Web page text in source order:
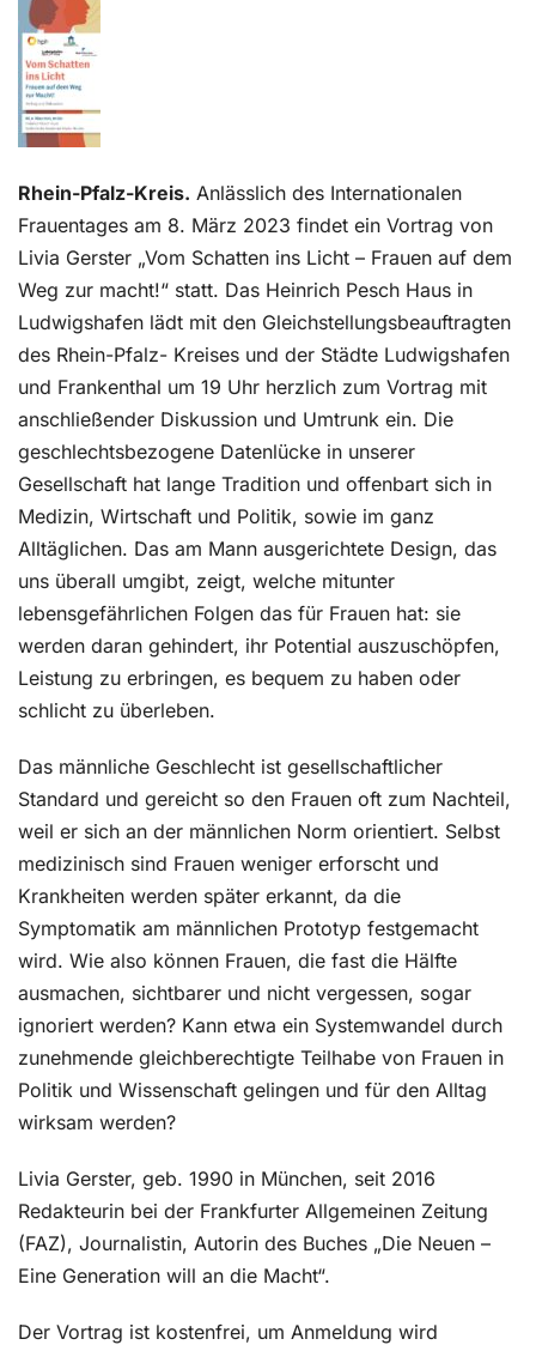
Rhein-Pfalz-Kreis. Anlässlich des Internationalen
Frauentages am 8. März 2023 findet ein Vortrag von
Livia Gerster „Vom Schatten ins Licht – Frauen auf dem
Weg zur macht!“ statt. Das Heinrich Pesch Haus in
Ludwigshafen lädt mit den Gleichstellungsbeauftragten
des Rhein-Pfalz- Kreises und der Städte Ludwigshafen
und Frankenthal um 19 Uhr herzlich zum Vortrag mit
anschließender Diskussion und Umtrunk ein. Die
geschlechtsbezogene Datenlücke in unserer
Gesellschaft hat lange Tradition und offenbart sich in
Medizin, Wirtschaft und Politik, sowie im ganz
Alltäglichen. Das am Mann ausgerichtete Design, das
uns überall umgibt, zeigt, welche mitunter
lebensgefährlichen Folgen das für Frauen hat: sie
werden daran gehindert, ihr Potential auszuschöpfen,
Leistung zu erbringen, es bequem zu haben oder
schlicht zu überleben.
Das männliche Geschlecht ist gesellschaftlicher
Standard und gereicht so den Frauen oft zum Nachteil,
weil er sich an der männlichen Norm orientiert. Selbst
medizinisch sind Frauen weniger erforscht und
Krankheiten werden später erkannt, da die
Symptomatik am männlichen Prototyp festgemacht
wird. Wie also können Frauen, die fast die Hälfte
ausmachen, sichtbarer und nicht vergessen, sogar
ignoriert werden? Kann etwa ein Systemwandel durch
zunehmende gleichberechtigte Teilhabe von Frauen in
Politik und Wissenschaft gelingen und für den Alltag
wirksam werden?
Livia Gerster, geb. 1990 in München, seit 2016
Redakteurin bei der Frankfurter Allgemeinen Zeitung
(FAZ), Journalistin, Autorin des Buches „Die Neuen –
Eine Generation will an die Macht“.
Der Vortrag ist kostenfrei, um Anmeldung wird